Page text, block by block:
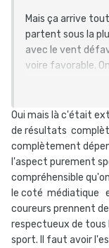
Mais ça arrive
partent sous la
avec le vent
voire favorable.
météo fait partie
l'acceptent.
Oui mais là c'était
de résultats
complètement
l'aspect purement
compréhensible
le coté médiatique
coureurs prennent
respectueux de tous
sport. Il faut avoir